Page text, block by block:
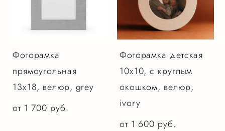
Фоторамка
прямоугольная
13х18, велюр, grey
от 1 700 pуб.
Фоторамка детская
10х10, с круглым
окошком, велюр,
ivory
от 1 600 pуб.